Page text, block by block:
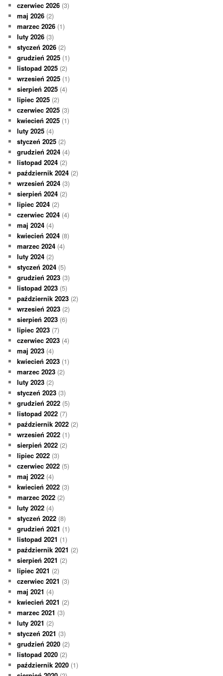
czerwiec 2026 (3)
maj 2026 (2)
marzec 2026 (1)
luty 2026 (3)
styczeń 2026 (2)
grudzień 2025 (1)
listopad 2025 (2)
wrzesień 2025 (1)
sierpień 2025 (4)
lipiec 2025 (2)
czerwiec 2025 (3)
kwiecień 2025 (1)
luty 2025 (4)
styczeń 2025 (2)
grudzień 2024 (4)
listopad 2024 (2)
październik 2024 (2)
wrzesień 2024 (3)
sierpień 2024 (2)
lipiec 2024 (2)
czerwiec 2024 (4)
maj 2024 (4)
kwiecień 2024 (8)
marzec 2024 (4)
luty 2024 (2)
styczeń 2024 (5)
grudzień 2023 (3)
listopad 2023 (5)
październik 2023 (2)
wrzesień 2023 (2)
sierpień 2023 (6)
lipiec 2023 (7)
czerwiec 2023 (4)
maj 2023 (4)
kwiecień 2023 (1)
marzec 2023 (2)
luty 2023 (2)
styczeń 2023 (3)
grudzień 2022 (5)
listopad 2022 (7)
październik 2022 (2)
wrzesień 2022 (1)
sierpień 2022 (2)
lipiec 2022 (3)
czerwiec 2022 (5)
maj 2022 (4)
kwiecień 2022 (3)
marzec 2022 (2)
luty 2022 (4)
styczeń 2022 (8)
grudzień 2021 (1)
listopad 2021 (1)
październik 2021 (2)
sierpień 2021 (2)
lipiec 2021 (2)
czerwiec 2021 (3)
maj 2021 (4)
kwiecień 2021 (2)
marzec 2021 (3)
luty 2021 (2)
styczeń 2021 (3)
grudzień 2020 (2)
listopad 2020 (2)
październik 2020 (1)